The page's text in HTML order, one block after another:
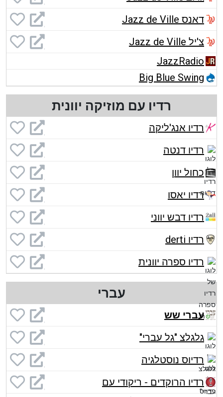
דאנס Jazz de Ville
צ'יל Jazz de Ville
JazzRadio
Big Blue Swing
רדיו עם מוזיקה יוונית
רדיו אנג'ליקה
רדיו דנטה
כחול יוון
רדיו יאסו
רדיו דבש יווני
רדיו derti
רדיו ספרה יוונית
עברי
עברי שש
גלגלצ "גל עברי"
רדיוס נוסטלגיה
רדיו הרוקדים - ריקודי עם